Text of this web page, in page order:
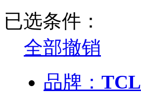
已选条件：
全部撤销
品牌： TCL